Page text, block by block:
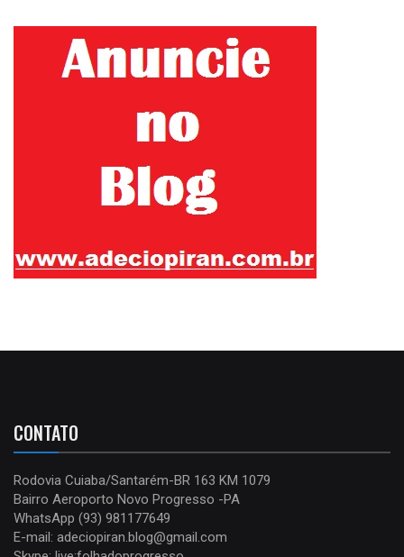
CONTATO
Rodovia Cuiaba/Santarém-BR 163 KM 1079
Bairro Aeroporto Novo Progresso -PA
WhatsApp (93) 981177649
E-mail: adeciopiran.blog@gmail.com